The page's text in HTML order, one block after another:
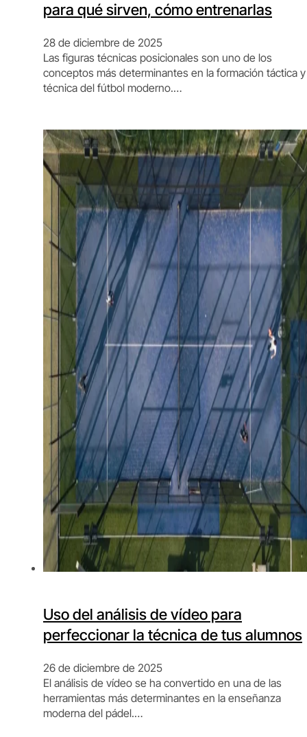
para qué sirven, cómo entrenarlas
28 de diciembre de 2025
Las figuras técnicas posicionales son uno de los
conceptos más determinantes en la formación táctica y
técnica del fútbol moderno.…
Uso del análisis de vídeo para
perfeccionar la técnica de tus alumnos
26 de diciembre de 2025
El análisis de vídeo se ha convertido en una de las
herramientas más determinantes en la enseñanza
moderna del pádel.…